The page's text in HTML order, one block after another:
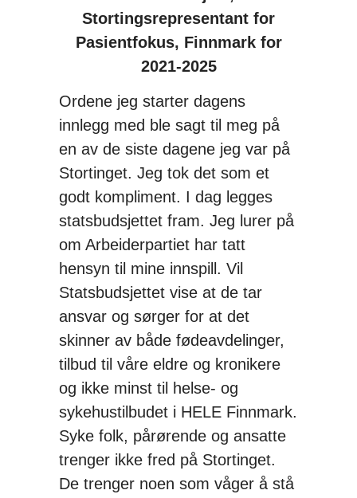
Stortingsrepresentant for
Pasientfokus, Finnmark for
2021-2025
Ordene jeg starter dagens
innlegg med ble sagt til meg på
en av de siste dagene jeg var på
Stortinget. Jeg tok det som et
godt kompliment. I dag legges
statsbudsjettet fram. Jeg lurer på
om Arbeiderpartiet har tatt
hensyn til mine innspill. Vil
Statsbudsjettet vise at de tar
ansvar og sørger for at det
skinner av både fødeavdelinger,
tilbud til våre eldre og kronikere
og ikke minst til helse- og
sykehustilbudet i HELE Finnmark.
Syke folk, pårørende og ansatte
trenger ikke fred på Stortinget.
De trenger noen som våger å stå